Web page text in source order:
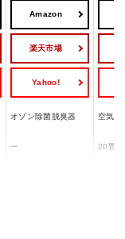
Amazon
楽天市場
Yahoo!
オゾン除菌脱臭器 空気清
ー 20畳